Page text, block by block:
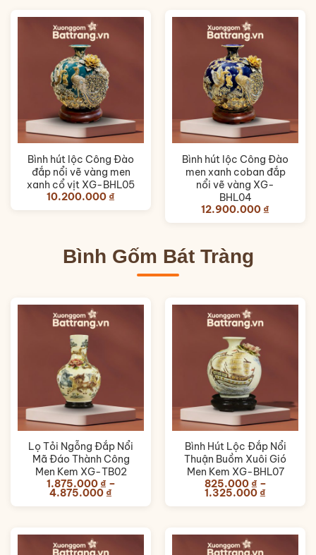
1.325.000 ₫
Bình hút lộc Công Đào
đắp nổi vẽ vàng men
xanh cổ vịt XG-BHL05
10.200.000 ₫
Bình hút lộc Công Đào
men xanh coban đắp
nổi vẽ vàng XG-
BHL04
12.900.000 ₫
Bình Gốm Bát Tràng
Lọ Tỏi Ngỗng Đắp Nổi
Mã Đáo Thành Công
Men Kem XG-TB02
1.875.000₫ –
4.875.000₫Khoảng
từ
4.875.000 ₫
Bình Hút Lộc Đắp Nổi
Thuận Buồm Xuôi Gió
Men Kem XG-BHL07
825.000₫ –
1.325.000₫Khoảng
từ